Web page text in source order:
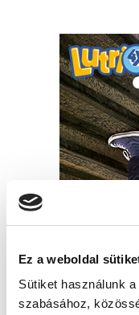
Ez a weboldal
Sütiket használunk
szabásához,